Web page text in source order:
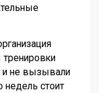
тренировки
и не вызывали
недель стоит